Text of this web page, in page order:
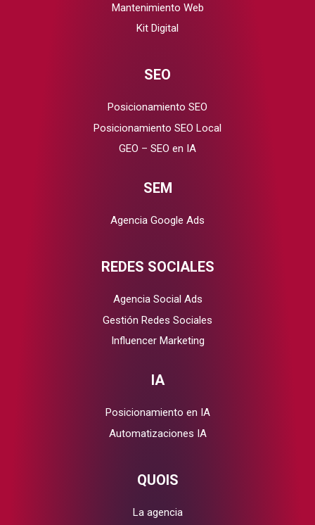
Mantenimiento Web
Kit Digital
SEO
Posicionamiento SEO
Posicionamiento SEO Local
GEO – SEO en IA
SEM
Agencia Google Ads
REDES SOCIALES
Agencia Social Ads
Gestión Redes Sociales
Influencer Marketing
IA
Posicionamiento en IA
Automatizaciones IA
QUOIS
La agencia